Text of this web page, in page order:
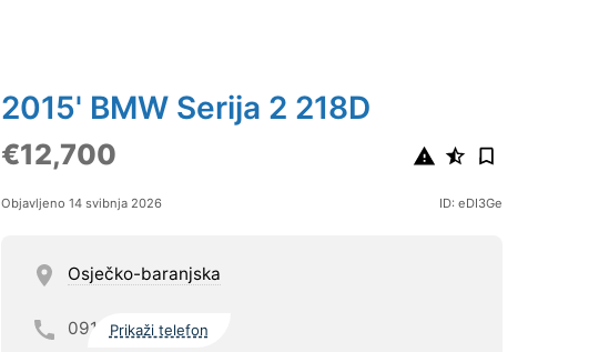
2015' BMW Serija 2 218D
€12,700
Objavljeno 14 svibnja 2026 ID: eDI3Ge
Osječko-baranjska
091 Prikaži telefon